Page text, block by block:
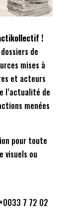
!
de
mises à
et acteurs
l’actualité de
menées
pour toute
visuels ou
7 72 02